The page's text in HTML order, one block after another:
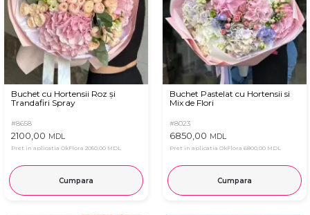
Buchet cu Hortensii Roz și
Trandafiri Spray
#8658
2100,00 MDL
Pret in aplicatia OkFlora 2050,00 MDL
Cumpara
Buchet Pastelat cu Hortensii si
Mix de Flori
#8023
6850,00 MDL
Pret in aplicatia OkFlora 6800,00 MDL
Cumpara